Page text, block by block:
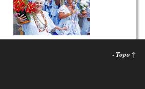
- Topo ↑